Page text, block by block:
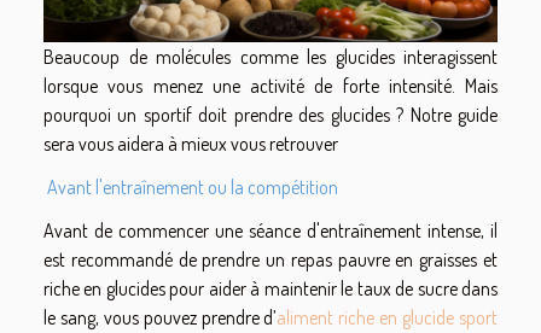
Beaucoup de molécules comme les glucides interagissent
lorsque vous menez une activité de forte intensité. Mais
pourquoi un sportif doit prendre des glucides ? Notre guide
sera vous aidera à mieux vous retrouver
Avant l'entraînement ou la compétition
Avant de commencer une séance d'entraînement intense, il
est recommandé de prendre un repas pauvre en graisses et
riche en glucides pour aider à maintenir le taux de sucre dans
le sang, vous pouvez prendre d’aliment riche en glucide sport